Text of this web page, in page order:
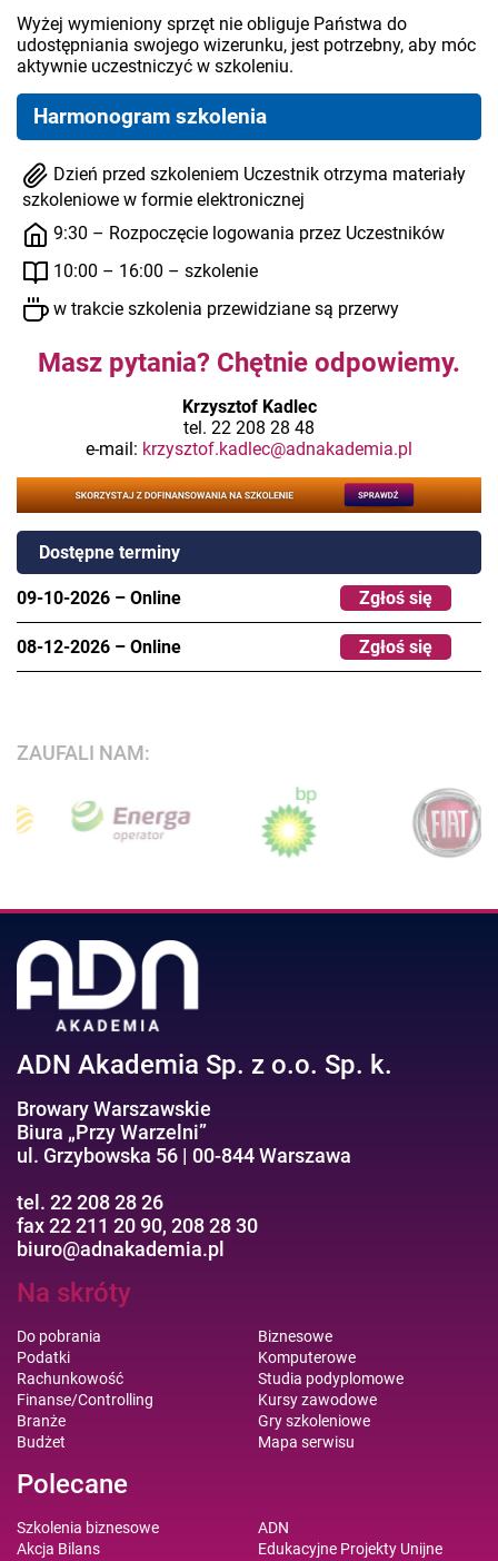
Wyżej wymieniony sprzęt nie obliguje Państwa do
udostępniania swojego wizerunku, jest potrzebny, aby móc
aktywnie uczestniczyć w szkoleniu.
Harmonogram szkolenia
Dzień przed szkoleniem Uczestnik otrzyma materiały
szkoleniowe w formie elektronicznej
9:30 – Rozpoczęcie logowania przez Uczestników
10:00 – 16:00 – szkolenie
w trakcie szkolenia przewidziane są przerwy
Masz pytania? Chętnie odpowiemy.
Krzysztof Kadlec
tel. 22 208 28 48
e-mail: krzysztof.kadlec@adnakademia.pl
Dostępne terminy
09-10-2026 – Online Zgłoś się
08-12-2026 – Online Zgłoś się
ZAUFALI NAM:
ADN Akademia Sp. z o.o. Sp. k.
Browary Warszawskie
Biura „Przy Warzelni”
ul. Grzybowska 56 | 00-844 Warszawa
tel. 22 208 28 26
fax 22 211 20 90, 208 28 30
biuro@adnakademia.pl
Na skróty
Do pobrania
Podatki
Rachunkowość
Finanse/Controlling
Branże
Budżet
Biznesowe
Komputerowe
Studia podyplomowe
Kursy zawodowe
Gry szkoleniowe
Mapa serwisu
Polecane
Szkolenia biznesowe
Akcja Bilans
ADN
Edukacyjne Projekty Unijne